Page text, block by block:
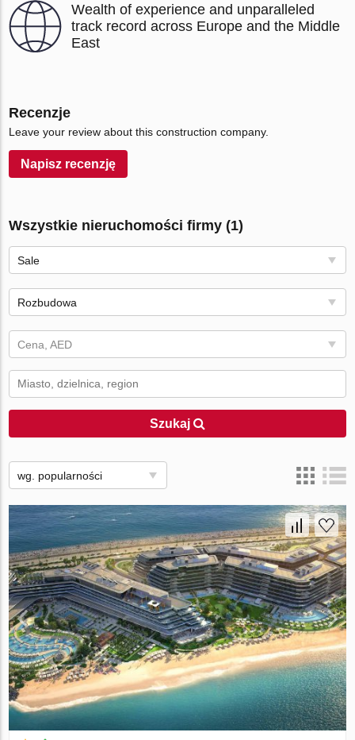
Wealth of experience and unparalleled
track record across Europe and the Middle
East
Recenzje
Leave your review about this construction company.
Napisz recenzję
Wszystkie nieruchomości firmy (1)
Sale
Rozbudowa
Cena, AED
Szukaj
wg. popularności